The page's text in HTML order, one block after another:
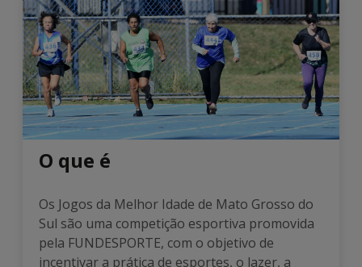
O que é
Os Jogos da Melhor Idade de Mato Grosso do
Sul são uma competição esportiva promovida
pela FUNDESPORTE, com o objetivo de
incentivar a prática de esportes, o lazer, a